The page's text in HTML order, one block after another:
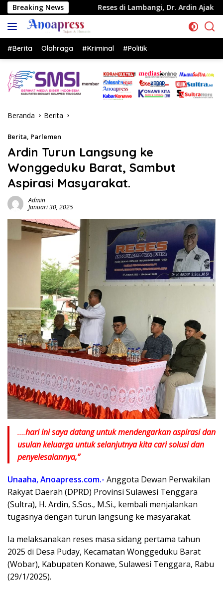
Langsung
ke
konten
Breaking News
Reses di Lambangi, Dr. Ardin Ajak Masyarakat Dukung
#Berita Olahraga #Kriminal #Politik
Beranda Berita
Berita, Parlemen
Ardin Turun Langsung ke
Wonggeduku Barat, Sambut
Aspirasi Masyarakat.
Admin
Januari 30, 2025
….hari ini saya datang untuk mendengarkan aspirasi dan
usulan keluarga untuk selanjutnya kita cari solusi dan
penyelesaiannya,”
Unaaha, Anoapress.com.- Anggota Dewan Perwakilan
Rakyat Daerah (DPRD) Provinsi Sulawesi Tenggara
(Sultra), H. Ardin, S.Sos., M.Si., kembali menjalankan
tugasnya dengan turun langsung ke masyarakat.
Ia melaksanakan reses masa sidang pertama tahun
2025 di Desa Puday, Kecamatan Wonggeduku Barat
(Wobar), Kabupaten Konawe, Sulawesi Tenggara, Rabu
(29/1/2025).